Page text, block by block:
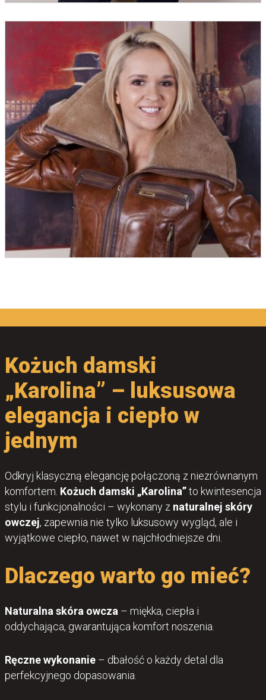
Kożuch damski
„Karolina” – luksusowa
elegancja i ciepło w
jednym
Odkryj klasyczną elegancję połączoną z niezrównanym
komfortem. Kożuch damski „Karolina”to kwintesencja
stylu i funkcjonalności – wykonany z naturalnej skóry
owczej, zapewnia nie tylko luksusowy wygląd, ale i
wyjątkowe ciepło, nawet w najchłodniejsze dni.
Dlaczego warto go mieć?
Naturalna skóra owcza – miękka, ciepła i
oddychająca, gwarantująca komfort noszenia.
Ręczne wykonanie – dbałość o każdy detal dla
perfekcyjnego dopasowania.